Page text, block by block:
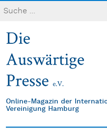
Online-Magazin der
Vereinigung Hamburg